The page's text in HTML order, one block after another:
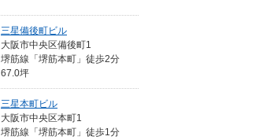
三星備後町ビル
大阪市中央区備後町1
堺筋線「堺筋本町」徒歩2分
67.0坪
三星本町ビル
大阪市中央区本町1
堺筋線「堺筋本町」徒歩1分